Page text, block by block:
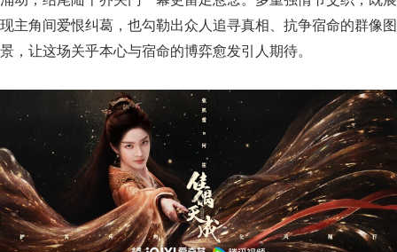
现主角间爱恨纠葛，也勾勒出众人追寻真相、抗争宿命的群像图
景，让这场关乎本心与宿命的博弈愈发引人期待。